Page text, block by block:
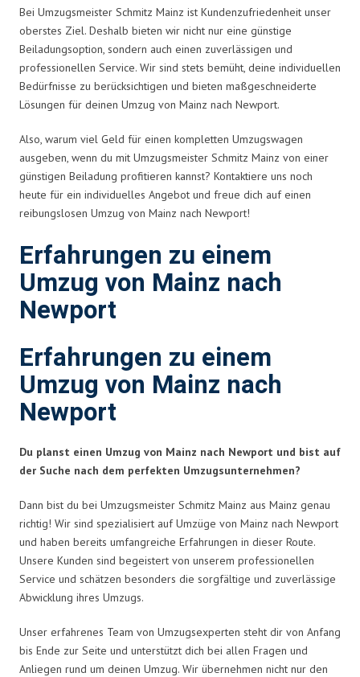
Bei Umzugsmeister Schmitz Mainz ist Kundenzufriedenheit unser
oberstes Ziel. Deshalb bieten wir nicht nur eine günstige
Beiladungsoption, sondern auch einen zuverlässigen und
professionellen Service. Wir sind stets bemüht, deine individuellen
Bedürfnisse zu berücksichtigen und bieten maßgeschneiderte
Lösungen für deinen Umzug von Mainz nach Newport.
Also, warum viel Geld für einen kompletten Umzugswagen
ausgeben, wenn du mit Umzugsmeister Schmitz Mainz von einer
günstigen Beiladung profitieren kannst? Kontaktiere uns noch
heute für ein individuelles Angebot und freue dich auf einen
reibungslosen Umzug von Mainz nach Newport!
Erfahrungen zu einem
Umzug von Mainz nach
Newport
Erfahrungen zu einem
Umzug von Mainz nach
Newport
Du planst einen Umzug von Mainz nach Newport und bist auf
der Suche nach dem perfekten Umzugsunternehmen?
Dann bist du bei Umzugsmeister Schmitz Mainz aus Mainz genau
richtig! Wir sind spezialisiert auf Umzüge von Mainz nach Newport
und haben bereits umfangreiche Erfahrungen in dieser Route.
Unsere Kunden sind begeistert von unserem professionellen
Service und schätzen besonders die sorgfältige und zuverlässige
Abwicklung ihres Umzugs.
Unser erfahrenes Team von Umzugsexperten steht dir von Anfang
bis Ende zur Seite und unterstützt dich bei allen Fragen und
Anliegen rund um deinen Umzug. Wir übernehmen nicht nur den